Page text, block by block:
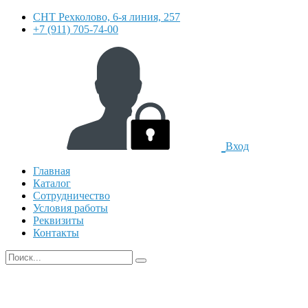
СНТ Рехколово, 6-я линия, 257
+7 (911) 705-74-00
Вход
Главная
Каталог
Сотрудничество
Условия работы
Реквизиты
Контакты